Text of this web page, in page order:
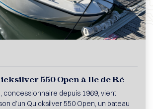
550 Open à Ile de Ré
concessionnaire depuis 1969, vient
d’un Quicksilver 550 Open, un bateau